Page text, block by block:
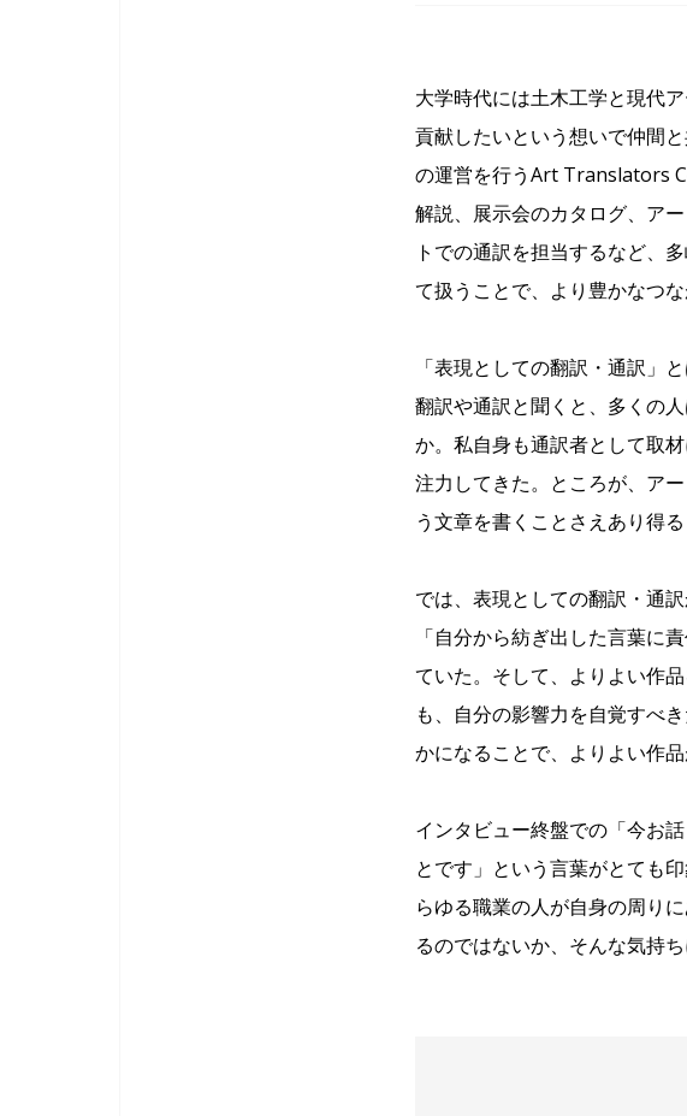
大学時代には土木工学と現代
貢献したいという想いで仲間
の運営を行うArt Translators
解説、展示会のカタログ、ア
トでの通訳を担当するなど、
て扱うことで、より豊かなつ
「表現としての翻訳・通訳」と
翻訳や通訳と聞くと、多くの
か。私自身も通訳者として取
注力してきた。ところが、ア
う文章を書くことさえあり得る
では、表現としての翻訳・通
「自分から紡ぎ出した言葉に
ていた。そして、よりよい作
も、自分の影響力を自覚すべ
かになることで、よりよい作
インタビュー終盤での「今お
とです」という言葉がとても
らゆる職業の人が自身の周り
るのではないか、そんな気持ち